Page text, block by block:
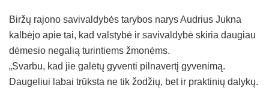
Biržų rajono savivaldybės tarybos narys Audrius Jukna
kalbėjo apie tai, kad valstybė ir savivaldybė skiria daugiau
dėmesio negalią turintiems žmonėms.
„Svarbu, kad jie galėtų gyventi pilnavertį gyvenimą.
Daugeliui labai trūksta ne tik žodžių, bet ir praktinių dalykų.